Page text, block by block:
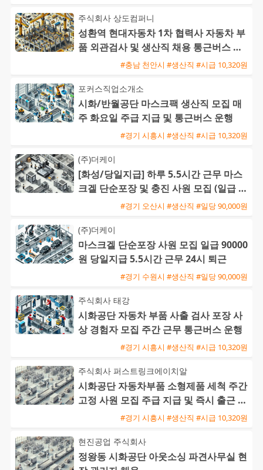
주식회사 상도컴퍼니
성환역 현대자동차 1차 협력사 자동차 부
품 외관검사 및 생산직 채용 통근버스 운
#충남 천안시 #생산직 #시급 10,320원
포커스직업소개소
시화/반월공단 마스크팩 생산직 모집 매
주 화요일 주급 지급 및 통근버스 운행
#경기 시흥시 #생산직 #시급 10,320원
(주)더케이
[화성/당일지급] 하루 5.5시간 근무 마스
크겔 단순포장 및 충진 사원 모집 (일급 9
#경기 오산시 #생산직 #일당 90,000원
(주)더케이
마스크겔 단순포장 사원 모집 일급 90000
원 당일지급 5.5시간 근무 24시 퇴근
#경기 수원시 #생산직 #일당 90,000원
주식회사 태강
시화공단 자동차 부품 사출 검사 포장 사
상 경험자 모집 주간 근무 통근버스 운행
#경기 시흥시 #생산직 #시급 10,320원
주식회사 퍼스트링크에이치알
시화공단 자동차부품 소형제품 세척 주간
고정 사원 모집 주급 지급 및 즉시 출근 가
#경기 시흥시 #생산직 #시급 10,320원
현진공업 주식회사
정왕동 시화공단 아웃소싱 파견사무실 현